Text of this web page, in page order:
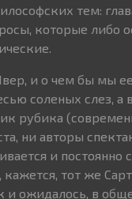
тем:
которые либо
и о чем бы мы
соленых слез,
рубика
ни авторы
и постоянно
кажется, тот же
и ожидалось, в